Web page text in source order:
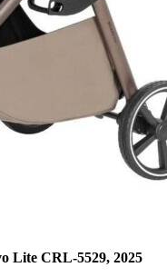
Lite CRL-5529, 2025